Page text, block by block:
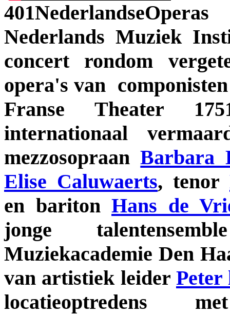
Nederlands Muziek
concert rondom
opera's van
Franse Theater
internationaal
mezzosopraanBarbara
Elise Caluwaerts, tenor
en bariton Hans de
jonge
Muziekacademie Den
van artistiek leider Peter
locatieoptredens